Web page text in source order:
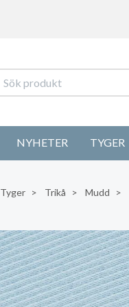
NYHETER TYGER
Tyger Trikå Mudd